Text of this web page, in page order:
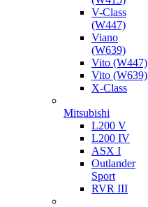
V-Class
(W447)
Viano
(W639)
Vito (W447)
Vito (W639)
X-Class
Mitsubishi
L200 V
L200 IV
ASX I
Outlander
Sport
RVR III